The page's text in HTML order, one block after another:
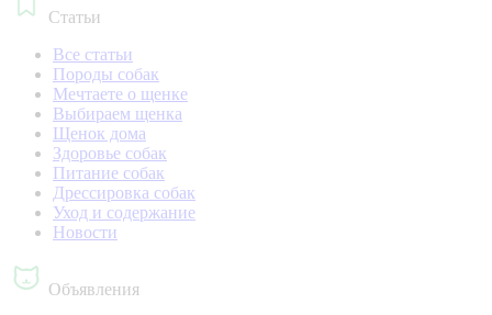
Статьи
Все статьи
Породы собак
Мечтаете о щенке
Выбираем щенка
Щенок дома
Здоровье собак
Питание собак
Дрессировка собак
Уход и содержание
Новости
Объявления